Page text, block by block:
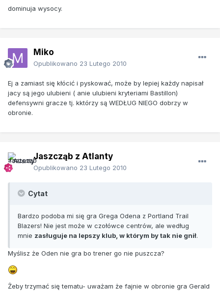
dominuja wysocy.
Miko
Opublikowano 23 Lutego 2010
Ej a zamiast się kłócić i pyskować, może by lepiej każdy napisał
jacy są jego ulubieni ( anie ulubieni kryteriami Bastillon)
defensywni gracze tj. kktórzy są WEDŁUG NIEGO dobrzy w
obronie.
Jaszcząb z Atlanty
Opublikowano 23 Lutego 2010
Cytat
Bardzo podoba mi się gra Grega Odena z Portland Trail
Blazers! Nie jest może w czołówce centrów, ale według
mnie zasługuje na lepszy klub, w którym by tak nie gnił.
Myślisz że Oden nie gra bo trener go nie puszcza?
Żeby trzymać się tematu- uważam że fajnie w obronie gra Gerald